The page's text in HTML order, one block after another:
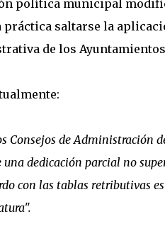
política municipal
saltarse la
de los
Consejos de Administración
dedicación parcial no
con las tablas retributivas